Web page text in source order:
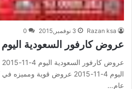
Razan ksa 3 نوفمبر,2015 0
عروض كارفور السعودية اليوم 4-11-2015
عام…